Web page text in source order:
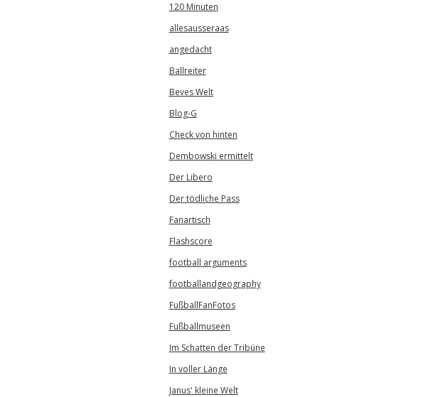
120 Minuten
allesausseraas
angedacht
Ballreiter
Beves Welt
Blog-G
Check von hinten
Dembowski ermittelt
Der Libero
Der tödliche Pass
Fanartisch
Flashscore
football arguments
footballandgeography
FußballFanFotos
Fußballmuseen
Im Schatten der Tribüne
In voller Länge
Janus' kleine Welt